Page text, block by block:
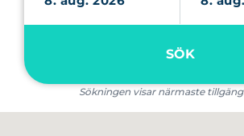
SÖK
Sökningen visar närmaste